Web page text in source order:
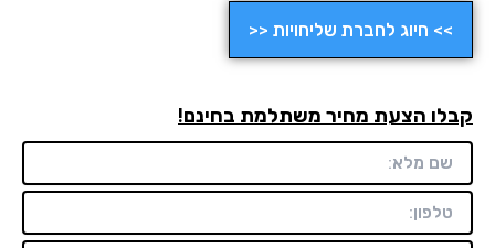
>> חיוג לחברת שליחויות <<
הצעת מחיר משתלמת בחינם!